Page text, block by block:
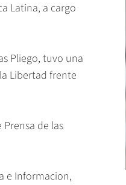
Latina, a cargo
Pliego, tuvo una
Libertad frente
de las
e Informacion,